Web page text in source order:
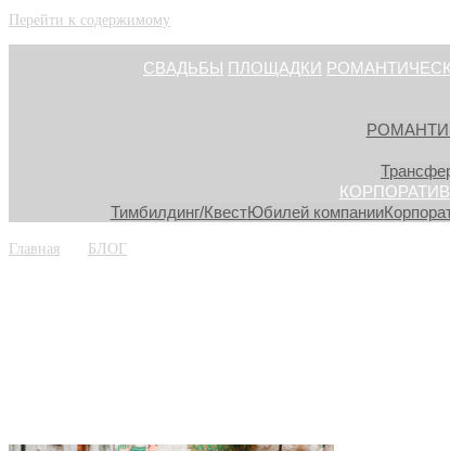
Перейти к содержимому
СВАДЬБЫ ПЛОЩАДКИ
Тимбилдинг/КвестЮбилей компании
Главная БЛОГ